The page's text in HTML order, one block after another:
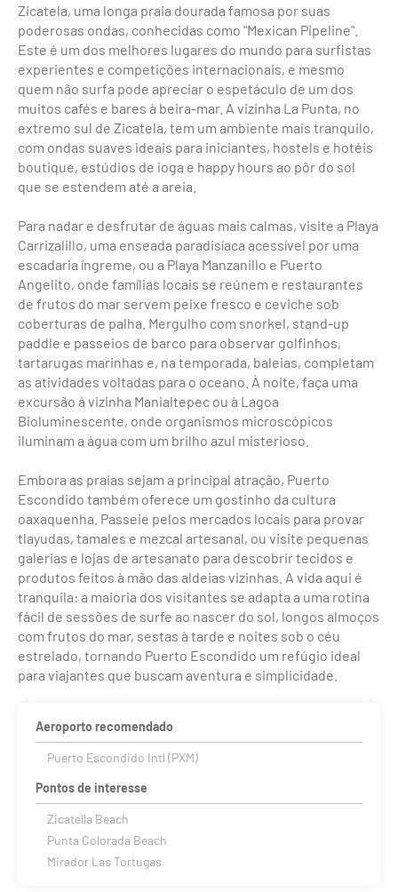
Zicatela, uma longa praia dourada famosa por suas
poderosas ondas, conhecidas como "Mexican Pipeline".
Este é um dos melhores lugares do mundo para surfistas
experientes e competições internacionais, e mesmo
quem não surfa pode apreciar o espetáculo de um dos
muitos cafés e bares à beira-mar. A vizinha La Punta, no
extremo sul de Zicatela, tem um ambiente mais tranquilo,
com ondas suaves ideais para iniciantes, hostels e hotéis
boutique, estúdios de ioga e happy hours ao pôr do sol
que se estendem até a areia.
Para nadar e desfrutar de águas mais calmas, visite a Playa
Carrizalillo, uma enseada paradisíaca acessível por uma
escadaria íngreme, ou a Playa Manzanillo e Puerto
Angelito, onde famílias locais se reúnem e restaurantes
de frutos do mar servem peixe fresco e ceviche sob
coberturas de palha. Mergulho com snorkel, stand-up
paddle e passeios de barco para observar golfinhos,
tartarugas marinhas e, na temporada, baleias, completam
as atividades voltadas para o oceano. À noite, faça uma
excursão à vizinha Manialtepec ou à Lagoa
Bioluminescente, onde organismos microscópicos
iluminam a água com um brilho azul misterioso.
Embora as praias sejam a principal atração, Puerto
Escondido também oferece um gostinho da cultura
oaxaquenha. Passeie pelos mercados locais para provar
tlayudas, tamales e mezcal artesanal, ou visite pequenas
galerias e lojas de artesanato para descobrir tecidos e
produtos feitos à mão das aldeias vizinhas. A vida aqui é
tranquila: a maioria dos visitantes se adapta a uma rotina
fácil de sessões de surfe ao nascer do sol, longos almoços
com frutos do mar, sestas à tarde e noites sob o céu
estrelado, tornando Puerto Escondido um refúgio ideal
para viajantes que buscam aventura e simplicidade.
Aeroporto recomendado
Puerto Escondido Intl (PXM)
Pontos de interesse
Zicatella Beach
Punta Colorada Beach
Mirador Las Tortugas